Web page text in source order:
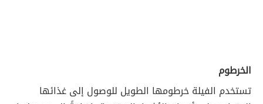
الخرطوم
تستخدم الفيلة خرطومها الطويل للوصول إلى غذائها